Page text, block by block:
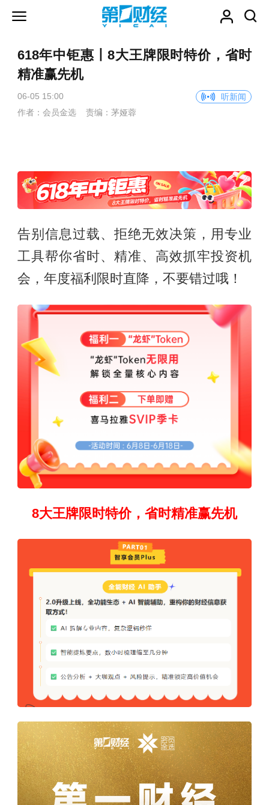
618年中钜惠丨8大王牌限时特价，省时
精准赢先机
06-05 15:00
听新闻
作者：会员金选 责编：茅娅蓉
告别信息过载、拒绝无效决策，用专业
工具帮你省时、精准、高效抓牢投资机
会，年度福利限时直降，不要错过哦！
8大王牌限时特价，省时精准赢先机